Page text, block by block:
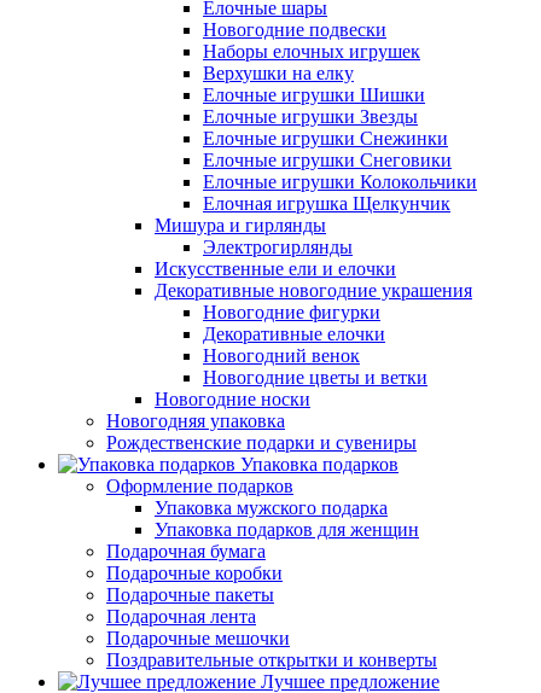
Елочные шары
Новогодние подвески
Наборы елочных игрушек
Верхушки на елку
Елочные игрушки Шишки
Елочные игрушки Звезды
Елочные игрушки Снежинки
Елочные игрушки Снеговики
Елочные игрушки Колокольчики
Елочная игрушка Щелкунчик
Мишура и гирлянды
Электрогирлянды
Искусственные ели и елочки
Декоративные новогодние украшения
Новогодние фигурки
Декоративные елочки
Новогодний венок
Новогодние цветы и ветки
Новогодние носки
Новогодняя упаковка
Рождественские подарки и сувениры
Упаковка подарков
Оформление подарков
Упаковка мужского подарка
Упаковка подарков для женщин
Подарочная бумага
Подарочные коробки
Подарочные пакеты
Подарочная лента
Подарочные мешочки
Поздравительные открытки и конверты
Лучшее предложение